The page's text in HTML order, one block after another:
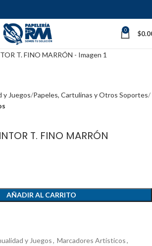
0 $
y Juegos Papeles, Cartulinas y Otros Soportes
T. FINO MARRÓN
AÑADIR AL CARRITO
y Juegos, Marcadores Artísticos,